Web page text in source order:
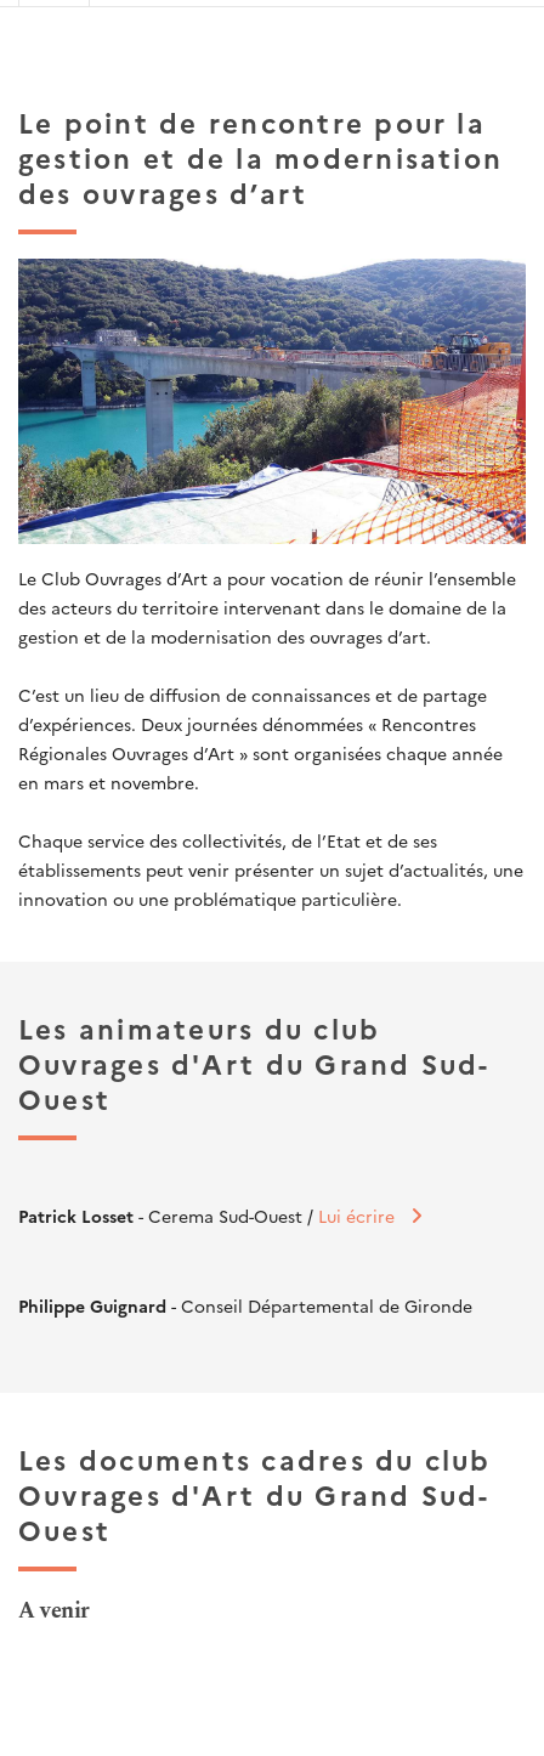
Le point de rencontre pour la
gestion et de la modernisation
des ouvrages d’art
Le Club Ouvrages d’Art a pour vocation de réunir l’ensemble
des acteurs du territoire intervenant dans le domaine de la
gestion et de la modernisation des ouvrages d’art.
C’est un lieu de diffusion de connaissances et de partage
d’expériences. Deux journées dénommées « Rencontres
Régionales Ouvrages d’Art » sont organisées chaque année
en mars et novembre.
Chaque service des collectivités, de l’Etat et de ses
établissements peut venir présenter un sujet d’actualités, une
innovation ou une problématique particulière.
Les animateurs du club
Ouvrages d'Art du Grand Sud-
Ouest
Patrick Losset - Cerema Sud-Ouest / Lui écrire
Philippe Guignard - Conseil Départemental de Gironde
Les documents cadres du club
Ouvrages d'Art du Grand Sud-
Ouest
A venir